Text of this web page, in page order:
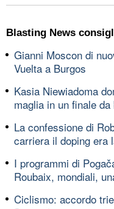
Blasting News
Gianni Moscon di
Vuelta a Burgos
Kasia Niewiadoma
maglia in un finale
La confessione di
carriera il doping era
I programmi di
Roubaix, mondiali,
Ciclismo: accordo